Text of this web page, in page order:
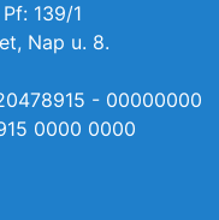
139/1
Nap u. 8.
- 00000000
0000 0000